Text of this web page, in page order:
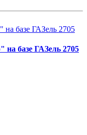
базе ГАЗель 2705